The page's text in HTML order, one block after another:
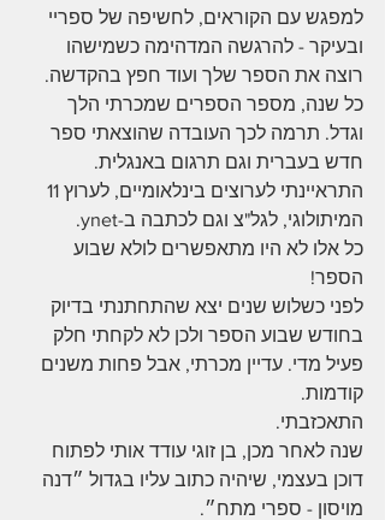
למפגש עם הקוראים, לחשיפה של ספריי
ובעיקר - להרגשה המדהימה כשמישהו
רוצה את הספר שלך ועוד חפץ בהקדשה.
כל שנה, מספר הספרים שמכרתי הלך
וגדל. תרמה לכך העובדה שהוצאתי ספר
חדש בעברית וגם תרגום באנגלית.
המיתולוגי, לגל"צ וגם לכתבה ב-ynet.
כל אלו לא היו מתאפשרים לולא שבוע
הספר!
לפני כשלוש שנים יצא שהתחתנתי בדיוק
בחודש שבוע הספר ולכן לא לקחתי חלק
פעיל מדי. עדיין מכרתי, אבל פחות משנים
קודמות.
התאכזבתי.
שנה לאחר מכן, בן זוגי עודד אותי לפתוח
דוכן בעצמי, שיהיה כתוב עליו בגדול ״דנה
מויסון - ספרי מתח״.